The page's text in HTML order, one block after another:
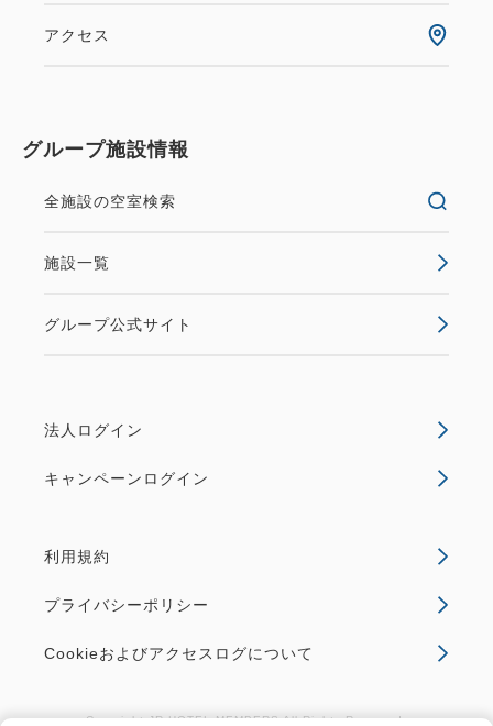
アクセス
グループ施設情報
全施設の空室検索
施設一覧
グループ公式サイト
法人ログイン
キャンペーンログイン
利用規約
プライバシーポリシー
Cookieおよびアクセスログについて
Copyright JR HOTEL MEMBERS All Rights Reserved.